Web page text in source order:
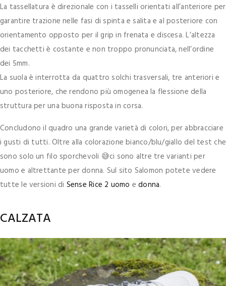
La tassellatura è direzionale con i tasselli orientati all’anteriore per
garantire trazione nelle fasi di spinta e salita e al posteriore con
orientamento opposto per il grip in frenata e discesa. L’altezza
dei tacchetti è costante e non troppo pronunciata, nell’ordine
dei 5mm.
La suola è interrotta da quattro solchi trasversali, tre anteriori e
uno posteriore, che rendono più omogenea la flessione della
struttura per una buona risposta in corsa.
Concludono il quadro una grande varietà di colori, per abbracciare
i gusti di tutti. Oltre alla colorazione bianco/blu/giallo del test che
sono solo un filo sporchevoli 😅ci sono altre tre varianti per
uomo e altrettante per donna. Sul sito Salomon potete vedere
tutte le versioni di Sense Rice 2 uomo edonna.
CALZATA